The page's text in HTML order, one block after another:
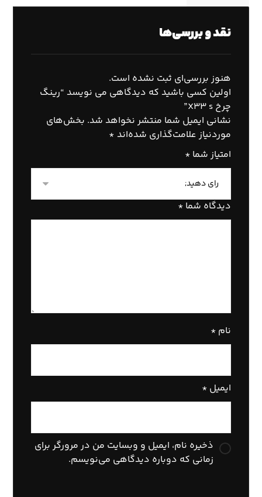
نقد و بررسی‌ها
هنوز بررسی‌ای ثبت نشده است.
اولین کسی باشید که دیدگاهی می نویسد “رینگ
چرخ X33 s”
نشانی ایمیل شما منتشر نخواهد شد. بخش‌های
موردنیاز علامت‌گذاری شده‌اند *
امتیاز شما *
دیدگاه شما *
نام *
ایمیل *
ذخیره نام، ایمیل و وبسایت من در مرورگر برای
زمانی که دوباره دیدگاهی می‌نویسم.